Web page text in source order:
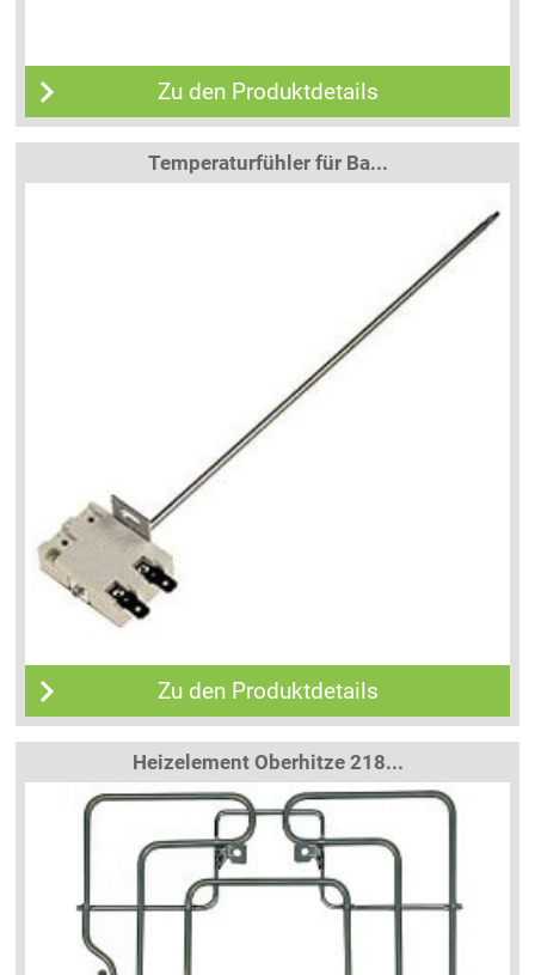
Zu den Produktdetails
Temperaturfühler für Ba...
Zu den Produktdetails
Heizelement Oberhitze 218...